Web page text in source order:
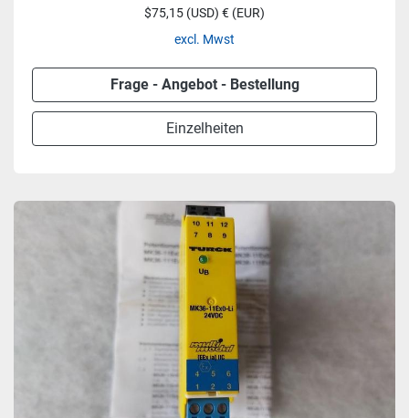
$75,15 (USD) € (EUR)
excl. Mwst
Frage - Angebot - Bestellung
Einzelheiten